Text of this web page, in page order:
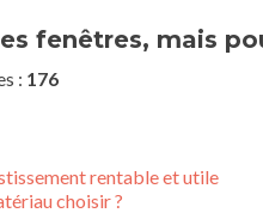
fenêtres, mais
: 176
rentable et utile
choisir ?